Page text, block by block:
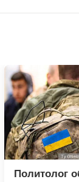
Политолог